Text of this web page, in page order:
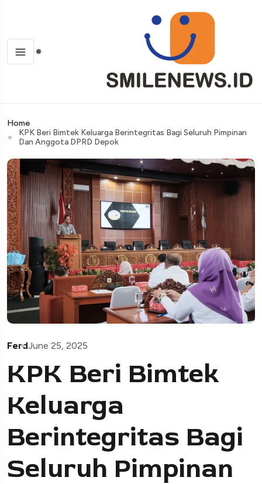
Home
KPK Beri Bimtek Keluarga Berintegritas Bagi Seluruh Pimpinan
Dan Anggota DPRD Depok
FerdJune 25, 2025
KPK Beri Bimtek
Keluarga
Berintegritas Bagi
Seluruh Pimpinan